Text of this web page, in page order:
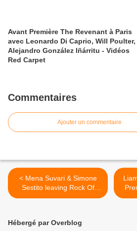
Avant Première The Revenant à Paris
avec Leonardo Di Caprio, Will Poulter,
Alejandro González Iñárritu - Vidéos
Red Carpet
Commentaires
Ajouter un commentaire
< Mena Suvari & Simone
Sestito leaving Rock Of
Ages Opening Night @ The
Hébergé par Overblog